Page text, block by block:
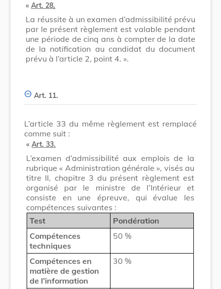
« Art. 28.
La réussite à un examen d’admissibilité prévu
par le présent règlement est valable pendant
une période de cinq ans à compter de la date
de la notification au candidat du document
prévu à l’article 2, point 4. ».
Art. 11.
L’article 33 du même règlement est remplacé
comme suit :
« Art. 33.
L’examen d’admissibilité aux emplois de la
rubrique « Administration générale », visés au
titre II, chapitre 3 du présent règlement est
organisé par le ministre de l’Intérieur et
consiste en une épreuve, qui évalue les
compétences suivantes :
Test
Pondération
Compétences
techniques
50 %
Compétences en
matière de gestion
de l’information
30 %